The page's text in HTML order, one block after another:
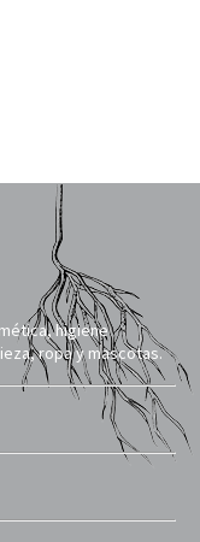
higiene
ropa y mascotas.